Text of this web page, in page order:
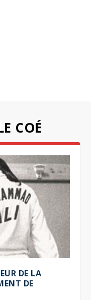
COÉ
DE LA
DE